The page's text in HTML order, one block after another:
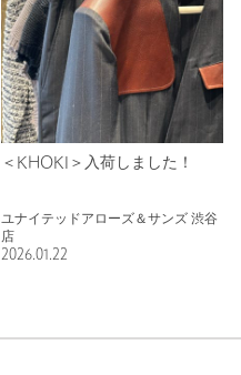
＜KHOKI＞入荷しました！
ユナイテッドアローズ＆サンズ 渋谷
店
2026.01.22